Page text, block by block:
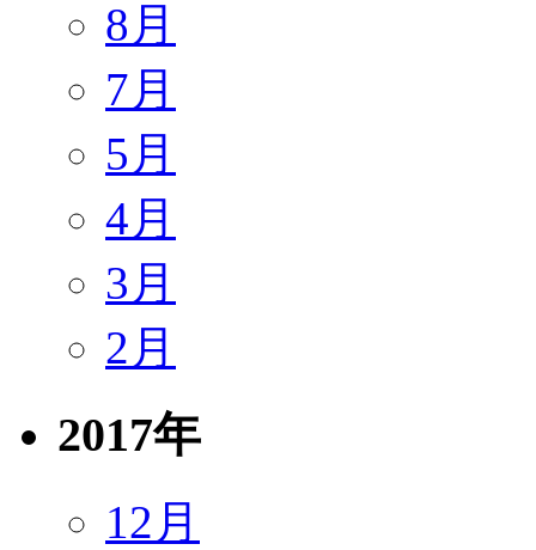
8月
7月
5月
4月
3月
2月
2017年
12月